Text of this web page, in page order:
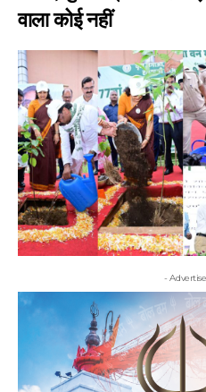
वाला कोई नहीं
-